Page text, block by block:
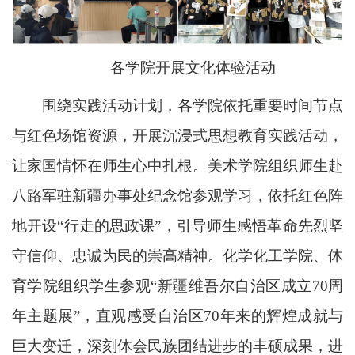
各学院开展文化体验活动
围绕实践活动计划，各学院依托重要时间节点
与红色场馆资源，开展沉浸式思想教育实践活动，
让家国情怀在师生心中扎根。美术学院组织师生赴
八路军驻新疆办事处纪念馆参观学习，依托红色阵
地开设“行走的思政课”，引导师生感悟革命先烈坚
守信仰、忠诚为民的崇高精神。化学化工学院、体
育学院组织学生参观“新疆维吾尔自治区成立70周
年主题展”，直观感受自治区70年来的辉煌成就与
巨大变迁，深刻体会民族团结进步的丰硕成果，进